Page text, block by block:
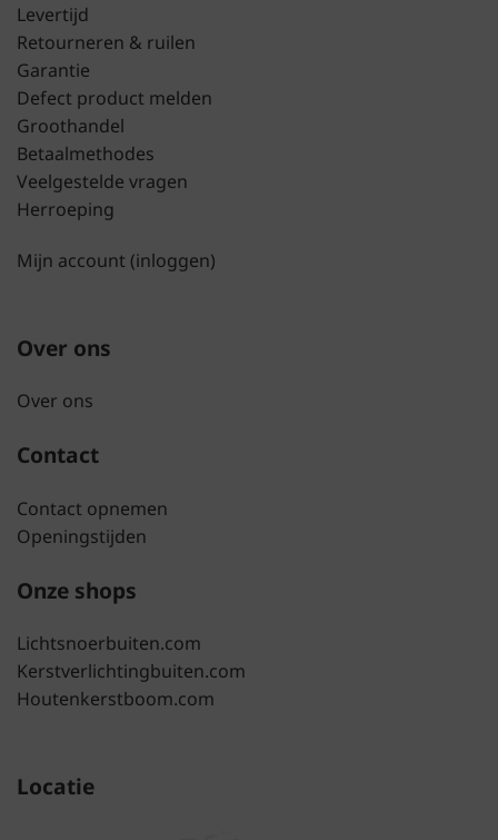
Levertijd
Retourneren & ruilen
Garantie
Defect product melden
Groothandel
Betaalmethodes
Veelgestelde vragen
Herroeping
Mijn account (inloggen)
Over ons
Over ons
Contact
Contact opnemen
Openingstijden
Onze shops
Lichtsnoerbuiten.com
Kerstverlichtingbuiten.com
Houtenkerstboom.com
Locatie